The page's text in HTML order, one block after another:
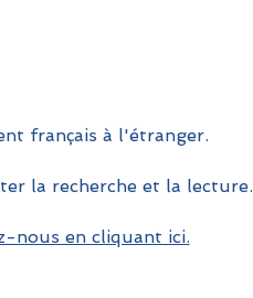
français à l'étranger.
la recherche et la lecture.
nous en cliquant ici.